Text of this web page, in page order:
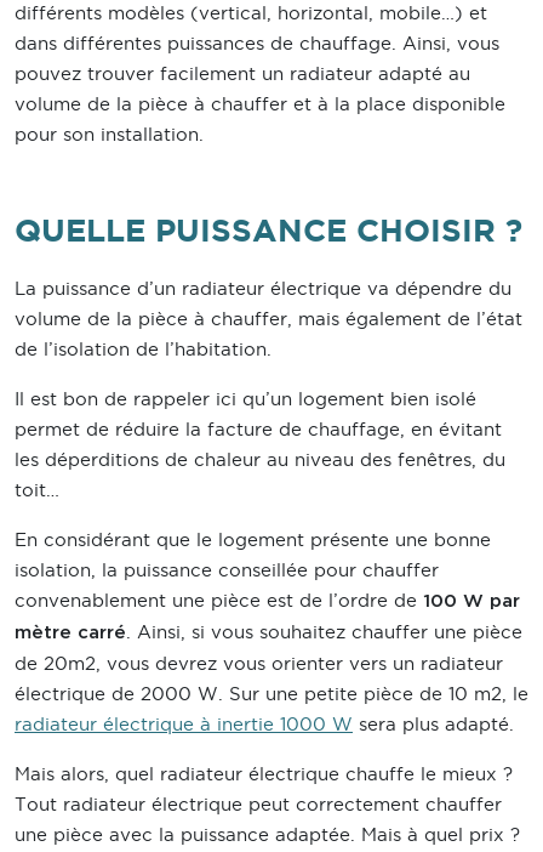
différents modèles (vertical, horizontal, mobile…) et
dans différentes puissances de chauffage. Ainsi, vous
pouvez trouver facilement un radiateur adapté au
volume de la pièce à chauffer et à la place disponible
pour son installation.
QUELLE PUISSANCE CHOISIR ?
La puissance d’un radiateur électrique va dépendre du
volume de la pièce à chauffer, mais également de l’état
de l’isolation de l’habitation.
Il est bon de rappeler ici qu’un logement bien isolé
permet de réduire la facture de chauffage, en évitant
les déperditions de chaleur au niveau des fenêtres, du
toit…
En considérant que le logement présente une bonne
isolation, la puissance conseillée pour chauffer
convenablement une pièce est de l’ordre de 100 W par
mètre carré
. Ainsi, si vous souhaitez chauffer une pièce
de 20m², vous devrez vous orienter vers un radiateur
électrique de 2000 W. Sur une petite pièce de 10 m², le
radiateur électrique à inertie 1000 W sera plus adapté.
Mais alors, quel radiateur électrique chauffe le mieux ?
Tout radiateur électrique peut correctement chauffer
une pièce avec la puissance adaptée. Mais à quel prix ?